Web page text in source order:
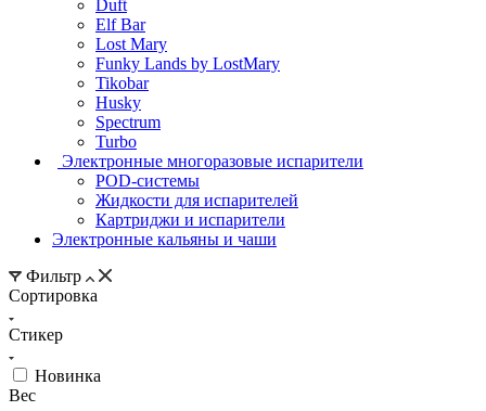
Duft
Elf Bar
Lost Mary
Funky Lands by LostMary
Tikobar
Husky
Spectrum
Turbo
Электронные многоразовые испарители
POD-системы
Жидкости для испарителей
Картриджи и испарители
Электронные кальяны и чаши
Фильтр
Сортировка
Стикер
Новинка
Вес